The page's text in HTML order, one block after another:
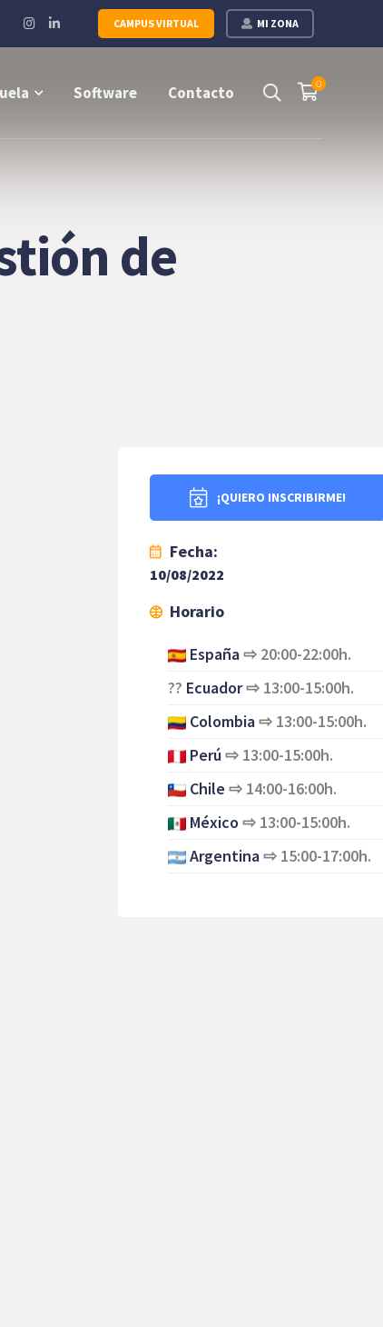
MI ZONA
CAMPUS VIRTUAL
Instagram
Profile
LinkedIn
Profile
0
Software Contacto
de
¡QUIERO INSCRIBIRME!
Fecha:
10/08/2022
Horario
España⇨ 20:00-22:00h.
?? Ecuador⇨ 13:00-15:00h.
Colombia⇨ 13:00-15:00h.
Perú⇨ 13:00-15:00h.
Chile ⇨ 14:00-16:00h.
México ⇨ 13:00-15:00h.
Argentina⇨ 15:00-17:00h.